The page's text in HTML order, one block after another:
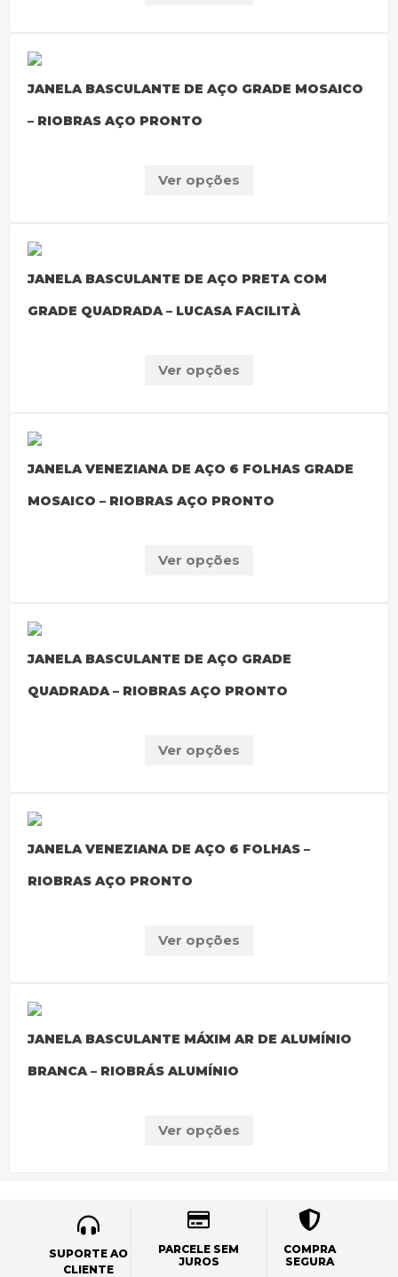
JANELA BASCULANTE DE AÇO GRADE MOSAICO
– RIOBRAS AÇO PRONTO
Ver opções
JANELA BASCULANTE DE AÇO PRETA COM
GRADE QUADRADA – LUCASA FACILITÀ
Ver opções
JANELA VENEZIANA DE AÇO 6 FOLHAS GRADE
MOSAICO – RIOBRAS AÇO PRONTO
Ver opções
JANELA BASCULANTE DE AÇO GRADE
QUADRADA – RIOBRAS AÇO PRONTO
Ver opções
JANELA VENEZIANA DE AÇO 6 FOLHAS –
RIOBRAS AÇO PRONTO
Ver opções
JANELA BASCULANTE MÁXIM AR DE ALUMÍNIO
BRANCA – RIOBRÁS ALUMÍNIO
Ver opções
SUPORTE AO
CLIENTE
PARCELE SEM
JUROS
COMPRA
SEGURA